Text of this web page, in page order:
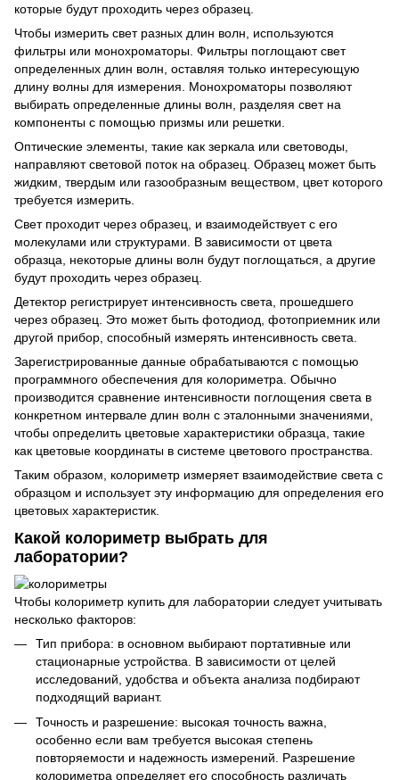
которые будут проходить через образец.
Чтобы измерить свет разных длин волн, используются
фильтры или монохроматоры. Фильтры поглощают свет
определенных длин волн, оставляя только интересующую
длину волны для измерения. Монохроматоры позволяют
выбирать определенные длины волн, разделяя свет на
компоненты с помощью призмы или решетки.
Оптические элементы, такие как зеркала или световоды,
направляют световой поток на образец. Образец может быть
жидким, твердым или газообразным веществом, цвет которого
требуется измерить.
Свет проходит через образец, и взаимодействует с его
молекулами или структурами. В зависимости от цвета
образца, некоторые длины волн будут поглощаться, а другие
будут проходить через образец.
Детектор регистрирует интенсивность света, прошедшего
через образец. Это может быть фотодиод, фотоприемник или
другой прибор, способный измерять интенсивность света.
Зарегистрированные данные обрабатываются с помощью
программного обеспечения для колориметра. Обычно
производится сравнение интенсивности поглощения света в
конкретном интервале длин волн с эталонными значениями,
чтобы определить цветовые характеристики образца, такие
как цветовые координаты в системе цветового пространства.
Таким образом, колориметр измеряет взаимодействие света с
образцом и использует эту информацию для определения его
цветовых характеристик.
Какой колориметр выбрать для
лаборатории?
Чтобы колориметр купить для лаборатории следует учитывать
несколько факторов:
Тип прибора: в основном выбирают портативные или
стационарные устройства. В зависимости от целей
исследований, удобства и объекта анализа подбирают
подходящий вариант.
Точность и разрешение: высокая точность важна,
особенно если вам требуется высокая степень
повторяемости и надежность измерений. Разрешение
колориметра определяет его способность различать